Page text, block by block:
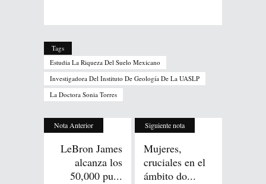
Tags
Estudia La Riqueza Del Suelo Mexicano
Investigadora Del Instituto De Geología De La UASLP
La Doctora Sonia Torres
Nota Anterior
LeBron James
alcanza los
50,000 pu...
Siguiente nota
Mujeres,
cruciales en el
ámbito do...